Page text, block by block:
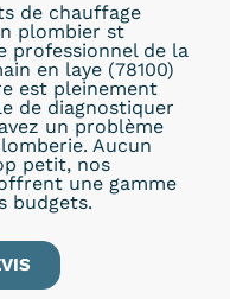
de chauffage
plombier st
professionnel de la
en laye (78100)
est pleinement
de diagnostiquer
un problème
Aucun
petit, nos
une gamme
budgets.